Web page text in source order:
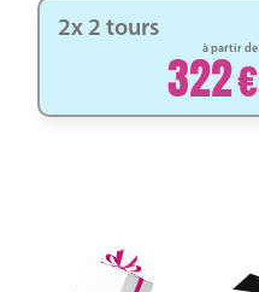
2x 2 tours
à partir de
322